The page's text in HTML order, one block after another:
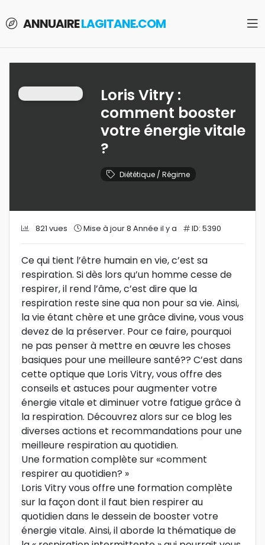
ANNUAIRELAGITANE.COM
Loris Vitry :
comment booster
votre énergie vitale
?
Diététique / Régime
821 vues Mise à jour 8 Année il y a ID: 5390
Ce qui tient l’être humain en vie, c’est sa
respiration. Si dès lors qu’un homme cesse de
respirer, il rend l’âme, c’est dire que la
respiration reste sine qua non pour sa vie. Ainsi,
la vie étant chère et une grâce divine, vous vous
devez de la préserver. Pour ce faire, pourquoi
ne pas penser à mettre en œuvre les choses
basiques pour une meilleure santé?? C’est dans
cette optique que Loris Vitry, vous offre des
conseils et astuces pour augmenter votre
énergie vitale et diminuer votre fatigue grâce à
la respiration. Découvrez alors sur ce blog les
diverses actions et recommandations pour une
meilleure respiration au quotidien.
Une formation complète sur «comment
respirer au quotidien? »
Loris Vitry vous offre une formation complète
sur la façon dont il faut bien respirer au
quotidien dans le dessein de booster votre
énergie vitale. Ainsi, il aborde la thématique de